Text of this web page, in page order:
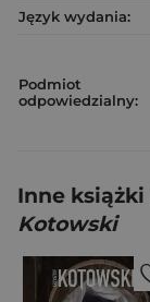
Język wydania:
Podmiot
odpowiedzialny:
Inne książki
Kotowski